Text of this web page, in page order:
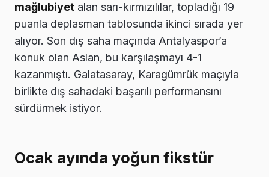
mağlubiyet alan sarı-kırmızılılar, topladığı 19
puanla deplasman tablosunda ikinci sırada yer
alıyor. Son dış saha maçında Antalyaspor’a
konuk olan Aslan, bu karşılaşmayı 4-1
kazanmıştı. Galatasaray, Karagümrük maçıyla
birlikte dış sahadaki başarılı performansını
sürdürmek istiyor.
Ocak ayında yoğun fikstür